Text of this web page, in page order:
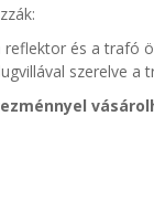
reflektor és a trafó
szerelve